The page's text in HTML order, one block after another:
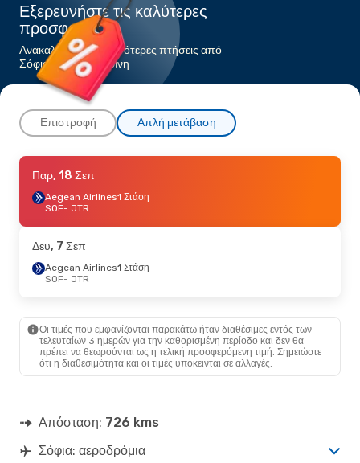
Εξερευνήστε τις καλύτερες
προσφορές
Ανακαλύψτε τις φθηνότερες πτήσεις από
Σόφιαπρος Σαντορίνη
Επιστροφή Απλή μετάβαση
Κυρ, 11 Οκτ- Κυρ, 18 Οκτ
Aegean Airlines1 Στάση
SOF- JTR
JTR- SOF
Πέμ, 1 Οκτ- Δευ, 5 Οκτ
JTR
- SOF
Παρ, 18 Σεπ- Δευ, 21 Σεπ
JTR - SOF
Σάβ, 31 Οκτ- Δευ, 2 Νοε
Παρ, 18 Σεπ
Aegean Airlines1 Στάση
SOF- JTR
Δευ, 7 Σεπ
Aegean Airlines1 Στάση
SOF- JTR
Οι τιμές που εμφανίζονται παρακάτω ήταν διαθέσιμες εντός των
τελευταίων 3 ημερών για την καθορισμένη περίοδο και δεν θα
πρέπει να θεωρούνται ως η τελική προσφερόμενη τιμή. Σημειώστε
ότι η διαθεσιμότητα και οι τιμές υπόκεινται σε αλλαγές.
Απόσταση: 726 kms
Σόφια: αεροδρόμια